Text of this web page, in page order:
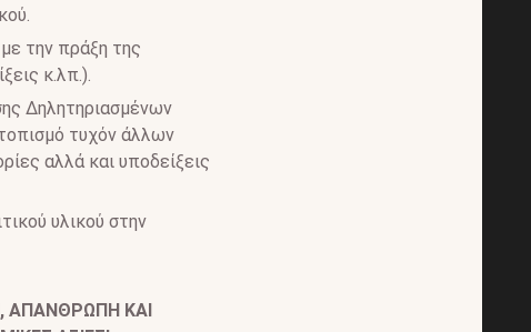
την πράξη της
κ.λπ.).
Δηλητηριασμένων
τυχόν άλλων
αλλά και υποδείξεις
υλικού στην
ΑΠΑΝΘΡΩΠΗ ΚΑΙ